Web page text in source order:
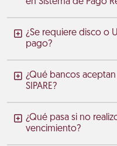
¿Se requiere disco o
pago?
¿Qué bancos
SIPARE?
¿Qué pasa si no
vencimiento?